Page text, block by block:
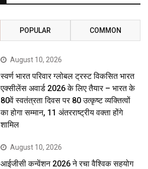
POPULAR COMMON
August 10, 2026
स्वर्ण भारत परिवार ग्लोबल ट्रस्ट विकसित भारत
एक्सीलेंस अवार्ड 2026 के लिए तैयार – भारत के
80वें स्वतंत्रता दिवस पर 80 उत्कृष्ट व्यक्तित्वों
का होगा सम्मान, 11 अंतरराष्ट्रीय वक्ता होंगे
शामिल
August 10, 2026
आईजीसी कन्वेंशन 2026 ने रचा वैश्विक सहयोग